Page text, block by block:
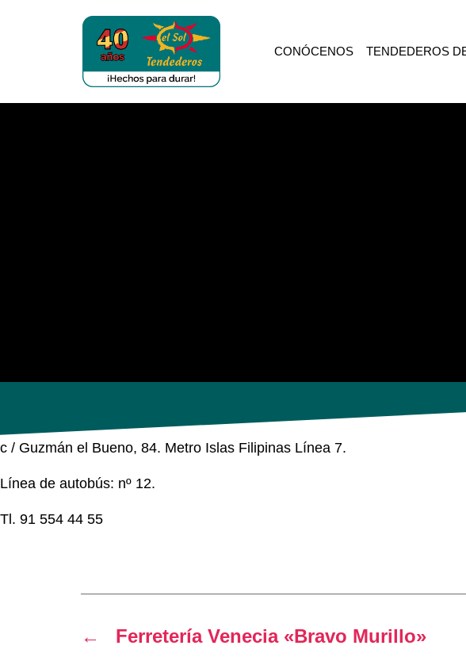
CONÓCENOS TENDEDEROS
c / Guzmán el Bueno, 84. Metro Islas Filipinas Línea 7.
Línea de autobús: nº 12.
Tl. 91 554 44 55
← Ferretería Venecia «Bravo Murillo»